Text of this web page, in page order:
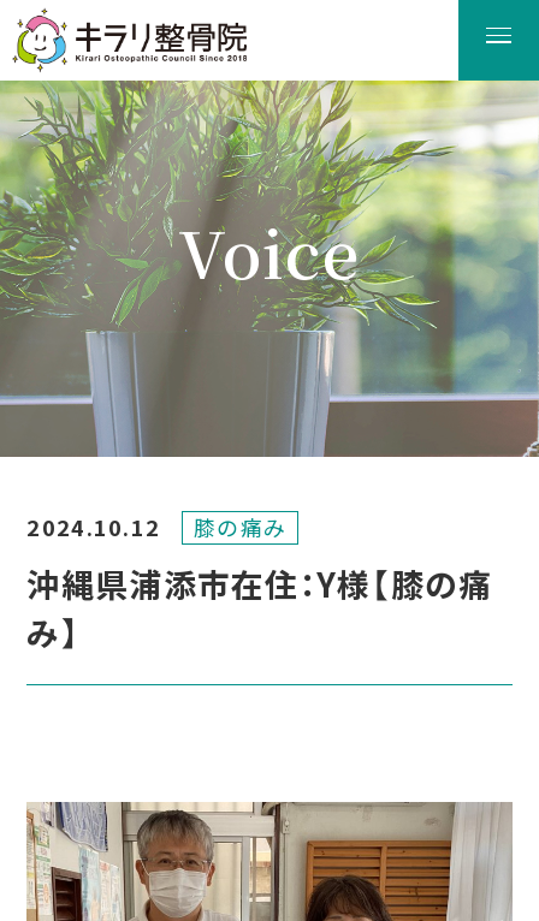
Voice
患者様の声
沖縄県浦添市在住：Y様【膝の痛
み】
2024.10.12 膝の痛み